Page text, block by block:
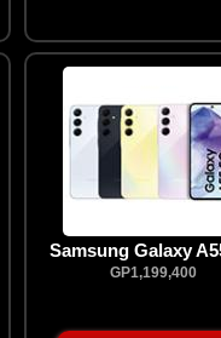
Samsung Galaxy
GP1,199,400